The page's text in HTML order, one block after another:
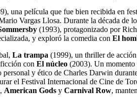
una película que fue bien recibida en
Vargas Llosa. Durante la década de
(1993), protagonizado por
y exploró la comedia con El
La trampa (1999), un thriller de
con El núcleo (2003). Un momento
y ético de Charles Darwin
el Festival Internacional de Cine de
, American Gods y Carnival Row,